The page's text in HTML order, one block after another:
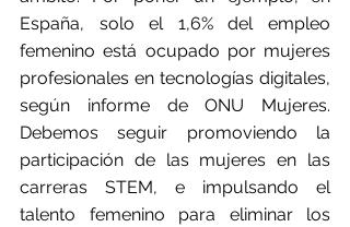
España, solo el 1,6% del empleo
femenino está ocupado por mujeres
profesionales en tecnologías digitales,
según informe de ONU Mujeres.
Debemos seguir promoviendo la
participación de las mujeres en las
carreras STEM, e impulsando el
talento femenino para eliminar los